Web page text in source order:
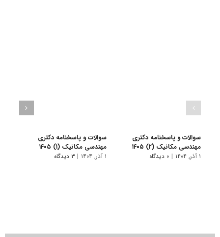
سوالات و پاسخنامه دکتری
مهندسی مکانیک (۲) ۱۴۰۵
۱ آذر, ۱۴۰۴ | ۰ دیدگاه
سوالات و پاسخنامه دکتری
مهندسی مکانیک (۱) ۱۴۰۵
۱ آذر, ۱۴۰۴ | ۳ دیدگاه